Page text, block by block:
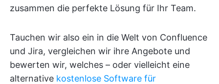
zusammen die perfekte Lösung für Ihr Team.
Tauchen wir also ein in die Welt von Confluence
und Jira, vergleichen wir ihre Angebote und
bewerten wir, welches – oder vielleicht eine
alternative kostenlose Software für